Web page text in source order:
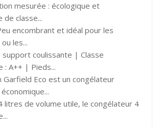
mesurée : écologique et
de classe...
encombrant et idéal pour les
les...
support coulissante | Classe
: A++ | Pieds...
Garfield Eco est un congélateur
litres de volume utile, le congélateur 4